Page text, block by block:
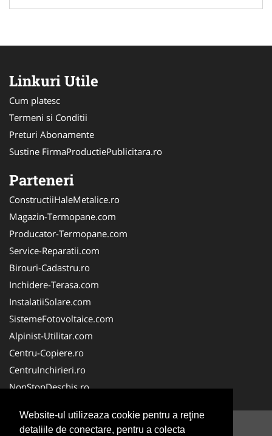
Website-ul utilizeaza cookie pentru a reţine
detaliile de conectare, pentru a colecta
Linkuri Utile
Cum platesc
Termeni si Conditii
Preturi Abonamente
Sustine FirmaProductiePublicitara.ro
Parteneri
ConstructiiHaleMetalice.ro
Magazin-Termopane.com
Producator-Termopane.com
Service-Reparatii.com
Birouri-Cadastru.ro
Inchidere-Terasa.com
InstalatiiSolare.com
SistemeFotovoltaice.com
Alpinist-Utilitar.com
Centru-Copiere.ro
CentruInchirieri.ro
NonStopDeschis.ro
© 2014-2026 -ANPC SOL